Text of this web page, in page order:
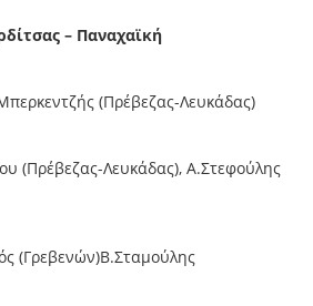
– Παναχαϊκή
(Πρέβεζας-Λευκάδας)
(Πρέβεζας-Λευκάδας), Α.Στεφούλης
(Γρεβενών)Β.Σταμούλης